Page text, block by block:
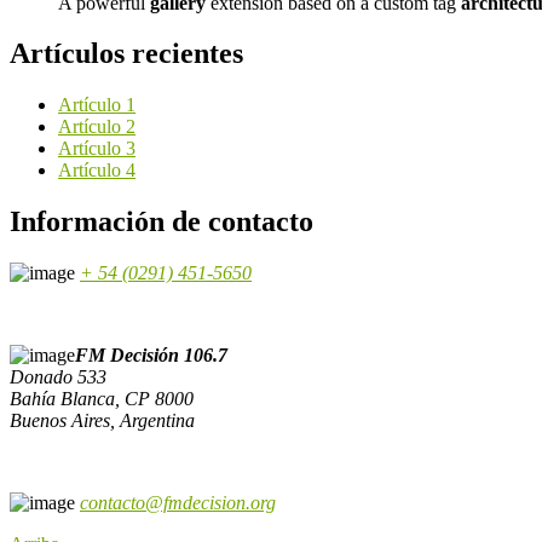
Artículos recientes
Artículo 1
Artículo 2
Artículo 3
Artículo 4
Información de contacto
+ 54 (0291) 451-5650
FM Decisión 106.7
Donado 533
Bahía Blanca, CP 8000
Buenos Aires, Argentina
contacto@fmdecision.org